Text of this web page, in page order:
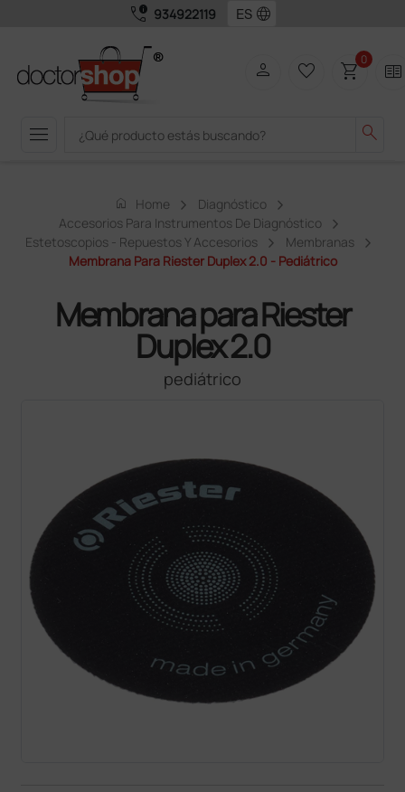
call_quality 934922119 language
menu search
person favorite_border shopping_cart0 two_pager
home Home
Diagnóstico
Accesorios Para Instrumentos De Diagnóstico
Estetoscopios - Repuestos Y Accesorios
Membranas
Membrana Para Riester Duplex 2.0 - Pediátrico
Membrana para Riester
Duplex 2.0
pediátrico